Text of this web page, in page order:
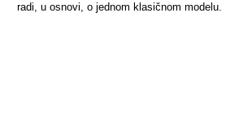
radi, u osnovi, o jednom klasičnom modelu.